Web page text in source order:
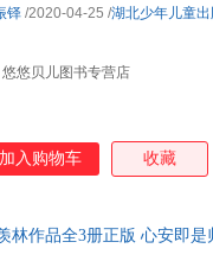
悠悠贝儿图书专营店
铎 /2020-04-25 /湖北少年儿童
加入购物车 收藏
林作品全3册正版 心安即